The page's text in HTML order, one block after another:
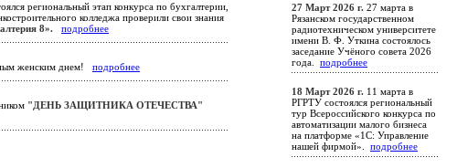
региональный этап конкурса по бухгалтерии,
колледжа проверили свои знания
8». подробнее
женским днем! подробнее
"ДЕНЬ ЗАЩИТНИКА ОТЕЧЕСТВА"
27 Март 2026 г. 27 марта в
Рязанском государственном
радиотехническом университете
имени В. Ф. Уткина состоялось
заседание Учёного совета 2026
года. подробнее
18 Март 2026 г. 11 марта в
РГРТУ состоялся региональный
тур Всероссийского конкурса по
автоматизации малого бизнеса
на платформе «1С: Управление
нашей фирмой». подробнее